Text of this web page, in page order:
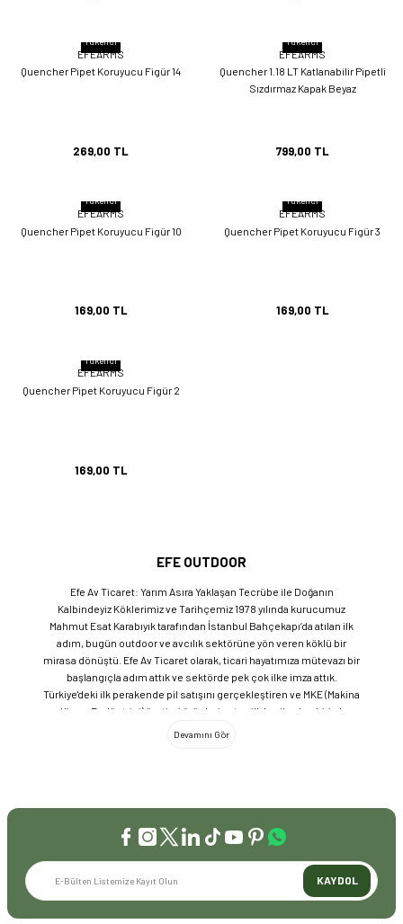
Tükendi
EFEARMS
Quencher Pipet Koruyucu Figür 14
269,00 TL
Tükendi
EFEARMS
Quencher 1.18 LT Katlanabilir Pipetli
Sızdırmaz Kapak Beyaz
799,00 TL
Tükendi
EFEARMS
Quencher Pipet Koruyucu Figür 10
169,00 TL
Tükendi
EFEARMS
Quencher Pipet Koruyucu Figür 3
169,00 TL
Tükendi
EFEARMS
Quencher Pipet Koruyucu Figür 2
169,00 TL
EFE OUTDOOR
Efe Av Ticaret: Yarım Asıra Yaklaşan Tecrübe ile Doğanın
Kalbindeyiz Köklerimiz ve Tarihçemiz 1978 yılında kurucumuz
Mahmut Esat Karabıyık tarafından İstanbul Bahçekapı’da atılan ilk
adım, bugün outdoor ve avcılık sektörüne yön veren köklü bir
mirasa dönüştü. Efe Av Ticaret olarak, ticari hayatımıza mütevazı bir
başlangıçla adım attık ve sektörde pek çok ilke imza attık.
Türkiye'deki ilk perakende pil satışını gerçekleştiren ve MKE (Makina
ve Kimya Endüstrisi) üretimi ürünleri satan ilk bayilerden biri olma
kurarak tüm Türkiye'ye hizmet vermeye başladık. 2016: Kadıköy
mağazamızın ve şimdiki Genel Merkezimizin açılışını
gerçekleştirdik. Global Markalar ve Yerli Üretim Gücü Yaklaşık
20'nin üzerinde dünya markasını Türkiye'ye getirerek outdoor
tutkunlarıyla buluşturuyoruz. Sadece ithalatla sınırlı kalmayıp;
EFEARMS, BUSHCRAFTFEST ve EFEAV tescilli markalarımızla
KAYDOL